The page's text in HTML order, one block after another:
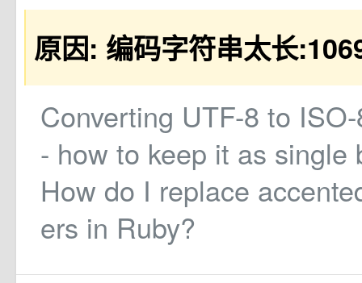
原因: 编码字符串太长
Converting UTF-8 to
- how to keep it as single
How do I replace
ers in Ruby?